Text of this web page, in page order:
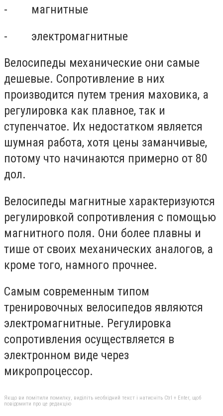
- магнитные
- электромагнитные
Велосипеды механические они самые
дешевые. Сопротивление в них
производится путем трения маховика, а
регулировка как плавное, так и
ступенчатое. Их недостатком является
шумная работа, хотя цены заманчивые,
потому что начинаются примерно от 80
дол.
Велосипеды магнитные характеризуются
регулировкой сопротивления с помощью
магнитного поля. Они более плавны и
тише от своих механических аналогов, а
кроме того, намного прочнее.
Самым современным типом
тренировочных велосипедов являются
электромагнитные. Регулировка
сопротивления осуществляется в
электронном виде через
микропроцессор.
Якщо ви помітили помилку, виділіть необхідний текст і натисніть Ctrl + Enter, щоб
повідомити про це редакцію